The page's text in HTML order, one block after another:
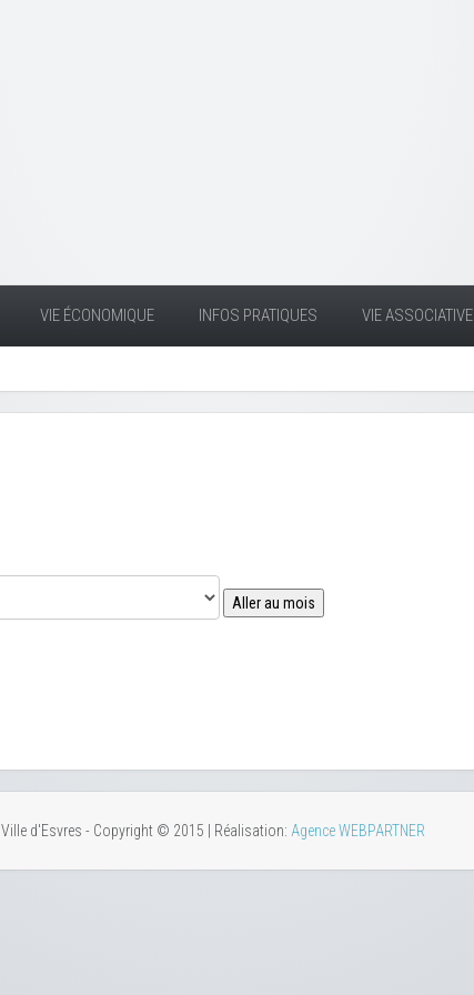
VIE ÉCONOMIQUE INFOS PRATIQUES VIE ASSOCIATIVE
Aller au mois
Ville d'Esvres - Copyright © 2015 | Réalisation: Agence WEBPARTNER